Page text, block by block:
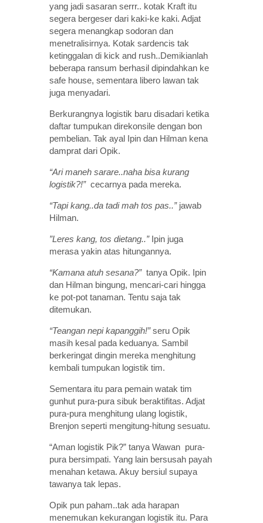
yang jadi sasaran serrr.. kotak Kraft itu
segera bergeser dari kaki-ke kaki. Adjat
segera menangkap sodoran dan
menetralisirnya. Kotak sardencis tak
ketinggalan di kick and rush..Demikianlah
beberapa ransum berhasil dipindahkan ke
safe house, sementara libero lawan tak
juga menyadari.
Berkurangnya logistik baru disadari ketika
daftar tumpukan direkonsile dengan bon
pembelian. Tak ayal Ipin dan Hilman kena
damprat dari Opik.
“Ari maneh sarare..naha bisa kurang
logistik?!”cecarnya pada mereka.
“Tapi kang..da tadi mah tos pas..”jawab
Hilman.
”Leres kang, tos dietang..”Ipin juga
merasa yakin atas hitungannya.
“Kamana atuh sesana?”tanya Opik. Ipin
dan Hilman bingung, mencari-cari hingga
ke pot-pot tanaman. Tentu saja tak
ditemukan.
“Teangan nepi kapanggih!”seru Opik
masih kesal pada keduanya. Sambil
berkeringat dingin mereka menghitung
kembali tumpukan logistik tim.
Sementara itu para pemain watak tim
gunhut pura-pura sibuk beraktifitas. Adjat
pura-pura menghitung ulang logistik,
Brenjon seperti mengitung-hitung sesuatu.
“Aman logistik Pik?” tanya Wawan pura-
pura bersimpati. Yang lain bersusah payah
menahan ketawa. Akuy bersiul supaya
tawanya tak lepas.
Opik pun paham..tak ada harapan
menemukan kekurangan logistik itu. Para